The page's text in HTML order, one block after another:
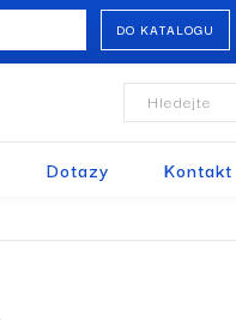
DO KATALOGU
Hledejte
Dotazy Kontakt